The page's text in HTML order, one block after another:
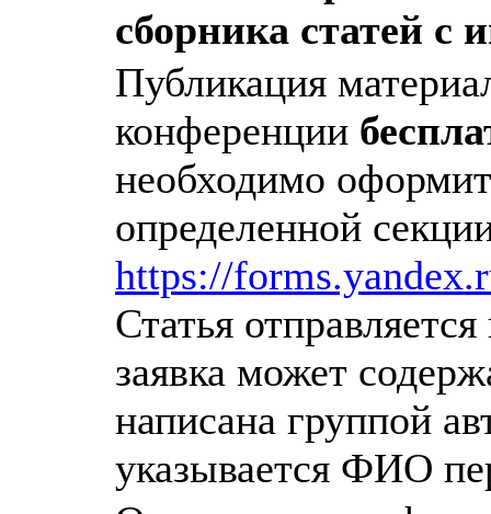
сборника статей
Публикация
конференции
необходимо
определенной
https://
Статья
заявка может
написана группой
указывается ФИО